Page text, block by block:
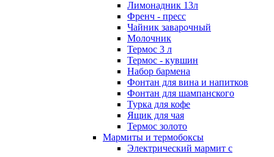
Лимонадник 13л
Френч - пресс
Чайник заварочный
Молочник
Термос 3 л
Термос - кувшин
Набор бармена
Фонтан для вина и напитков
Фонтан для шампанского
Турка для кофе
Ящик для чая
Термос золото
Мармиты и термобоксы
Электрический мармит с